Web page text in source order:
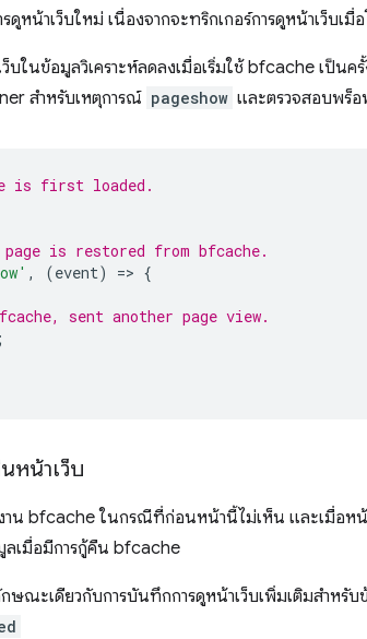
หน้าเว็บใหม่ เนื่องจากจะทริกเกอร์การดูหน้าเว็บเมื่
บในข้อมูลวิเคราะห์ลดลงเมื่อเริ่มใช้ bfcache เป็น
สำหรับเหตุการณ์ pageshow และตรวจสอบพร็อ
is first loaded.
is restored from bfcache.
, (event) => {
sent another page view.
หน้าเว็บ
งาน bfcache ในกรณีที่ก่อนหน้านี้ไม่เห็น และเมื่อห
เมื่อมีการกู้คืน bfcache
ษณะเดียวกับการบันทึกการดูหน้าเว็บเพิ่มเติมสําหรับ